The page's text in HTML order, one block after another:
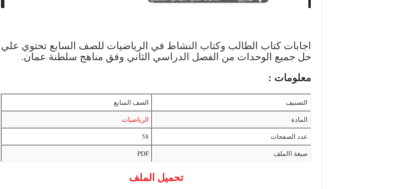
اجابات كتاب الطالب وكتاب النشاط في الرياضيات للصف السابع تحتوي علي
حل جميع الوحدات من الفصل الدراسي الثاني وفق مناهج سلطنة عمان.
معلومات :
التصنيف
الصف السابع
المادة
الرياضيات
عدد الصفحات
58
صيغة االملف
PDF
تحميل الملف